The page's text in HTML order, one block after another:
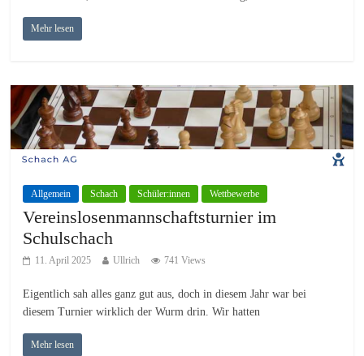
Mehr lesen
Allgemein Schach Schüler:innen Wettbewerbe
Vereinslosenmannschaftsturnier im
Schulschach
11. April 2025 Ullrich 741 Views
Eigentlich sah alles ganz gut aus, doch in diesem Jahr war bei
diesem Turnier wirklich der Wurm drin. Wir hatten
Mehr lesen